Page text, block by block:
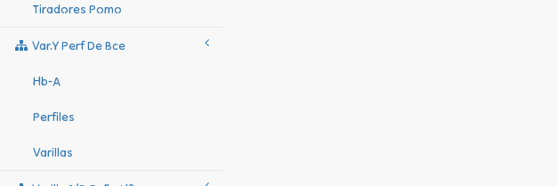
Tiradores Pomo
Var.y Perf De Bce
Hb-A
Perfiles
Varillas